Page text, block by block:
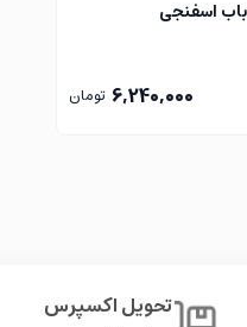
اسفنجی
6,240,000 تومان
تحویل اکسپرس